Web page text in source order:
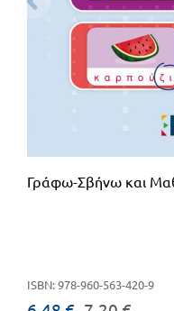
Γράφω-Σβήνω και
ISBN: 978-960-563-420-9